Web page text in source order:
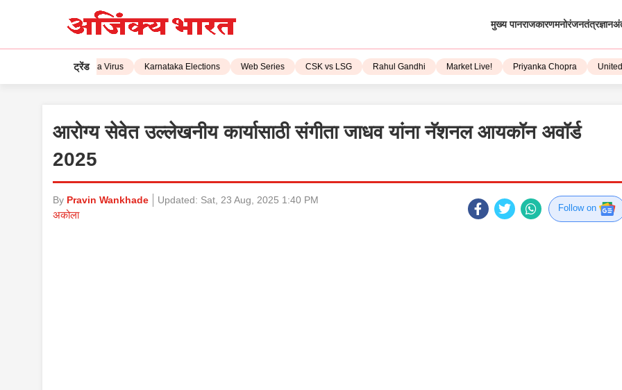
मुख्य पानराजकारणमनोरंजनतंत्रज्ञान
ट्रेंड
Corona Virus Karnataka Elections Web Series CSK vs LSG Rahul Gandhi Market Live! Priyanka Chopra United
आरोग्य सेवेत उल्लेखनीय कार्यासाठी संगीता जाधव यांना नॅशनल आयकॉन अवॉर्ड
2025
By Pravin Wankhade Updated: Sat, 23 Aug, 2025 1:40 PM
अकोला
Follow on